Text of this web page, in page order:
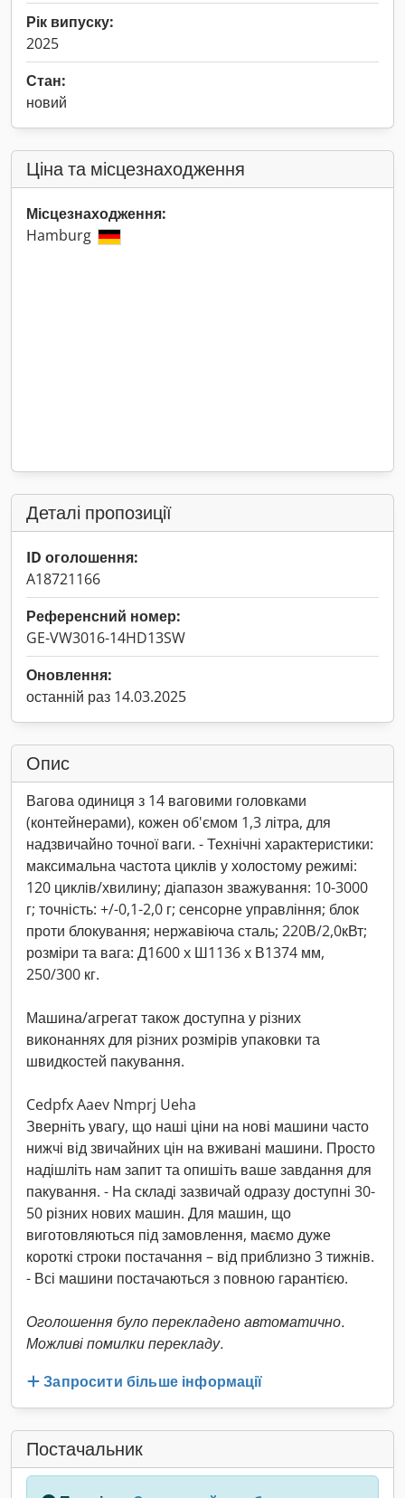
Рік випуску:
2025
Стан:
новий
Ціна та місцезнаходження
Місцезнаходження:
Hamburg
Деталі пропозиції
ID оголошення:
A18721166
Референсний номер:
GE-VW3016-14HD13SW
Оновлення:
останній раз 14.03.2025
Опис
Вагова одиниця з 14 ваговими головками
(контейнерами), кожен об'ємом 1,3 літра, для
надзвичайно точної ваги. - Технічні характеристики:
максимальна частота циклів у холостому режимі:
120 циклів/хвилину; діапазон зважування: 10-3000
г; точність: +/-0,1-2,0 г; сенсорне управління; блок
проти блокування; нержавіюча сталь; 220В/2,0кВт;
розміри та вага: Д1600 x Ш1136 x В1374 мм,
250/300 кг.
Машина/агрегат також доступна у різних
виконаннях для різних розмірів упаковки та
швидкостей пакування.
Cedpfx Aaev Nmprj Ueha
Зверніть увагу, що наші ціни на нові машини часто
нижчі від звичайних цін на вживані машини. Просто
надішліть нам запит та опишіть ваше завдання для
пакування. - На складі зазвичай одразу доступні 30-
50 різних нових машин. Для машин, що
виготовляються під замовлення, маємо дуже
короткі строки постачання – від приблизно 3 тижнів.
- Всі машини постачаються з повною гарантією.
Оголошення було перекладено автоматично.
Можливі помилки перекладу.
Запросити більше інформації
Постачальник